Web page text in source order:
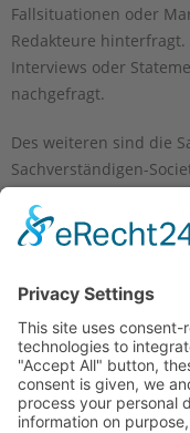
Fallsituationen oder
Redakteure
Interviews oder
nachgefragt.
Des weiteren sind die
Sachverständigen-
Rahmen von
Autoren das Buch zur
Vermögensgestaltung
Geschäftsfeld für
Rechtsanwälte“